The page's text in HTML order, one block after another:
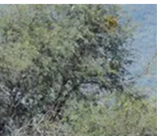
argentino Mateo Klimowicz, quien ganó
con Alemania el pasado Europeo sub'21,
fue anunciado este...